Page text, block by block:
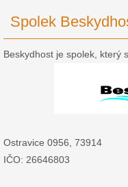
Spolek
Beskydhost je spolek, který
Ostravice 0956, 73914
IČO: 26646803